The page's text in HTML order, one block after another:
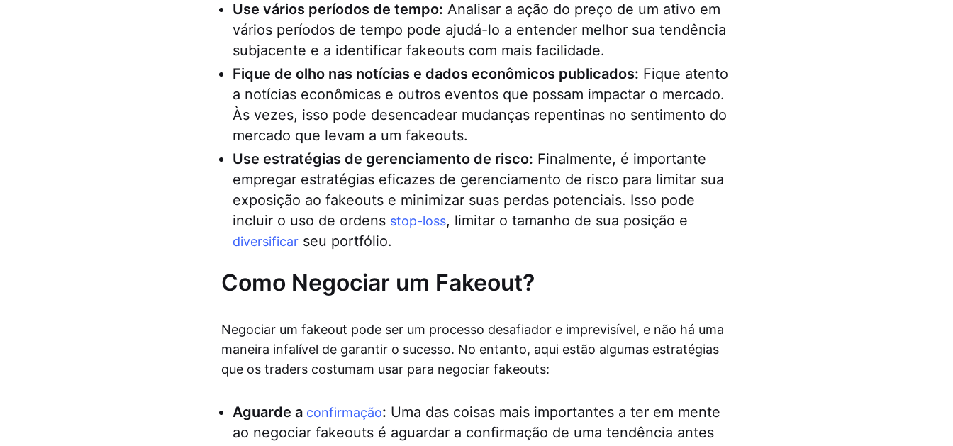
Use vários períodos de tempo: Analisar a ação do preço de um ativo em
vários períodos de tempo pode ajudá-lo a entender melhor sua tendência
subjacente e a identificar fakeouts com mais facilidade.
Fique de olho nas notícias e dados econômicos publicados: Fique atento
a notícias econômicas e outros eventos que possam impactar o mercado.
Às vezes, isso pode desencadear mudanças repentinas no sentimento do
mercado que levam a um fakeouts.
Use estratégias de gerenciamento de risco: Finalmente, é importante
empregar estratégias eficazes de gerenciamento de risco para limitar sua
exposição ao fakeouts e minimizar suas perdas potenciais. Isso pode
incluir o uso de ordens stop-loss, limitar o tamanho de sua posição e
diversificar seu portfólio.
Como Negociar um Fakeout?
Negociar um fakeout pode ser um processo desafiador e imprevisível, e não há uma
maneira infalível de garantir o sucesso. No entanto, aqui estão algumas estratégias
que os traders costumam usar para negociar fakeouts:
Aguarde a confirmação: Uma das coisas mais importantes a ter em mente
ao negociar fakeouts é aguardar a confirmação de uma tendência antes